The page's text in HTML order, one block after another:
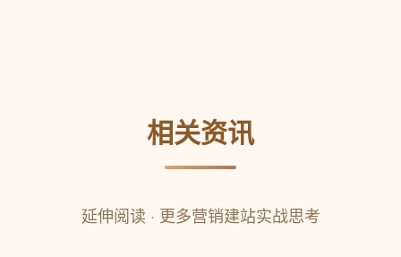
相关资讯
延伸阅读 · 更多营销建站实战思考